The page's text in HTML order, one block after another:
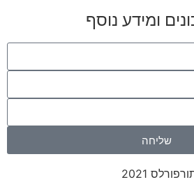
ומידע נוסף
שליחה
2021